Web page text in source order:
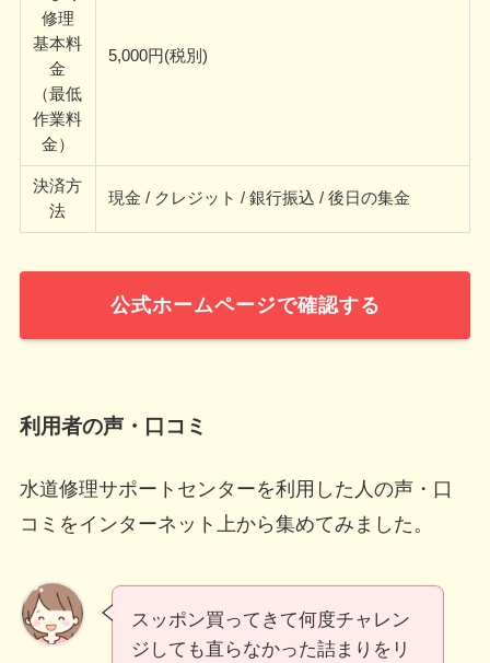
修理
基本料
金
（最低
作業料
金）
5,000円(税別)
決済方
法
現金 / クレジット / 銀行振込 / 後日の集金
公式ホームページで確認する
利用者の声・口コミ
水道修理サポートセンターを利用した人の声・口
コミをインターネット上から集めてみました。
スッポン買ってきて何度チャレン
ジしても直らなかった詰まりをリ